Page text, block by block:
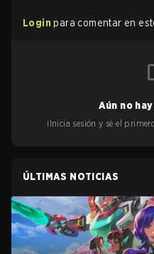
Login para comentar en
Aún no
¡Inicia sesión y sé el
ÚLTIMAS NOTICIAS